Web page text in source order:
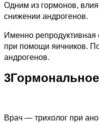
Одним из гормонов,
снижении андрогенов.
Именно репродуктивная
при помощи яичников.
андрогенов.
3
Врач — трихолог при